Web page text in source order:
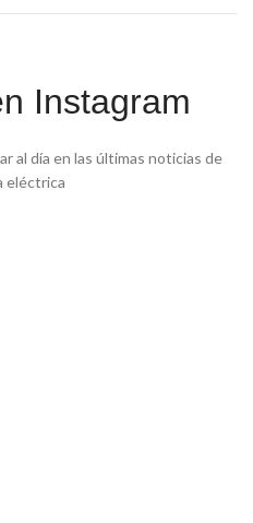
Instagram
al día en las últimas noticias de
eléctrica